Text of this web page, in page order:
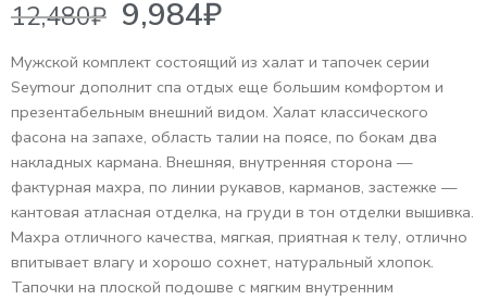
Мужской комплект состоящий из халат и тапочек серии
Seymour дополнит спа отдых еще большим комфортом и
презентабельным внешний видом. Халат классического
фасона на запахе, область талии на поясе, по бокам два
накладных кармана. Внешняя, внутренняя сторона —
фактурная махра, по линии рукавов, карманов, застежке —
кантовая атласная отделка, на груди в тон отделки вышивка.
Махра отличного качества, мягкая, приятная к телу, отлично
впитывает влагу и хорошо сохнет, натуральный хлопок.
Тапочки на плоской подошве с мягким внутренним